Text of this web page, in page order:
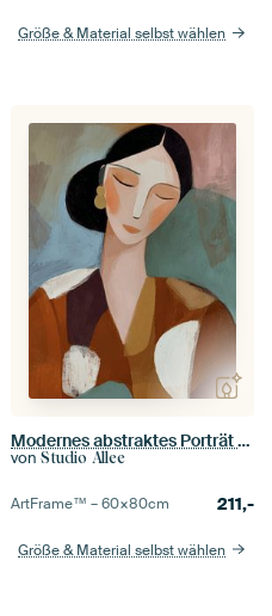
Größe & Material selbst wählen
Modernes abstraktes Porträt in Erdtönen
von Studio Allee
ArtFrame™ –60×80cm 211,-
Größe & Material selbst wählen